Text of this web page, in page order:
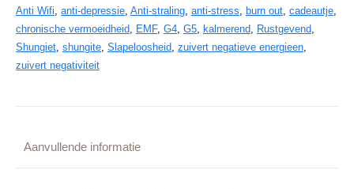
Anti Wifi, anti-depressie, Anti-straling, anti-stress, burn out, cadeautje,
chronische vermoeidheid, EMF, G4, G5, kalmerend, Rustgevend,
Shungiet, shungite, Slapeloosheid, zuivert negatieve energieen,
zuivert negativiteit
Aanvullende informatie